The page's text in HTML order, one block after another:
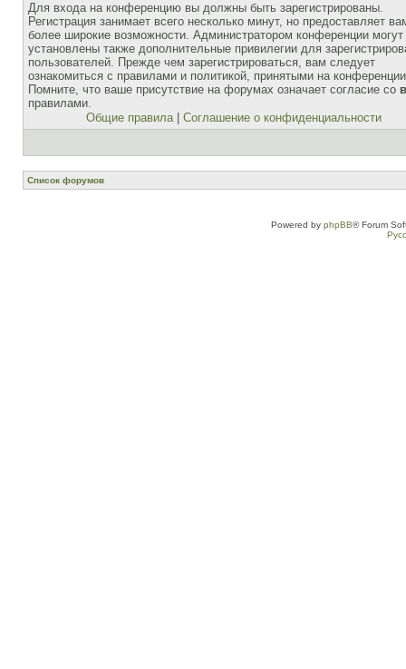
Для входа на конференцию вы должны быть зарегистрированы.
Регистрация занимает всего несколько минут, но предоставляет
более широкие возможности. Администратором конференции
установлены также дополнительные привилегии для
пользователей. Прежде чем зарегистрироваться, вам следует
ознакомиться с правилами и политикой, принятыми на
Помните, что ваше присутствие на форумах означает согласие со
правилами.
Общие правила| Соглашение о конфиденциальности
Список форумов
Powered by phpBB® Forum